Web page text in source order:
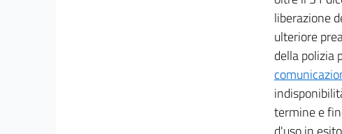
liberazione
ulteriore
della polizia
termine e